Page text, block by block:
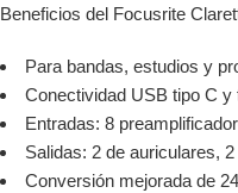
Beneficios del Focusrite
Para bandas, estudios y
Conectividad USB tipo C y
Entradas: 8
Salidas: 2 de auriculares,
Conversión mejorada de